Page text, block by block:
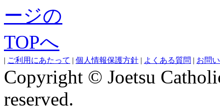
| ご利用にあたって | 個人情報保護方針 | よくある質問 | お問
Copyright © Joetsu
reserved.